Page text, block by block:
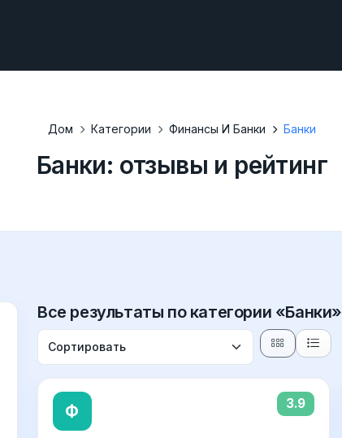
Дом Категории Финансы И Банки Банки
Банки: отзывы и рейтинг
Все результаты по категории «Банки»
Ф 3.9